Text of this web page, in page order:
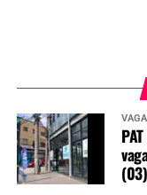
(03)